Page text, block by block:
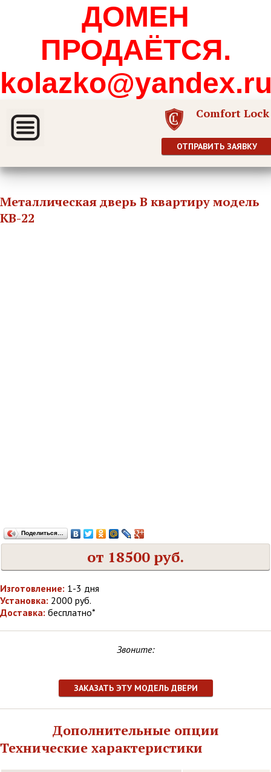
ДОМЕН
ПРОДАЁТСЯ.
Comfort Lock
ОТПРАВИТЬ ЗАЯВКУ
Металлическая дверь В квартиру модель
КВ-22
Поделиться…
от 18500 руб.
Изготовление: 1-3 дня
Установка: 2000 руб.
Доставка: бесплатно*
Звоните:
ЗАКАЗАТЬ ЭТУ МОДЕЛЬ ДВЕРИ
Дополнительные опции
Технические характеристики